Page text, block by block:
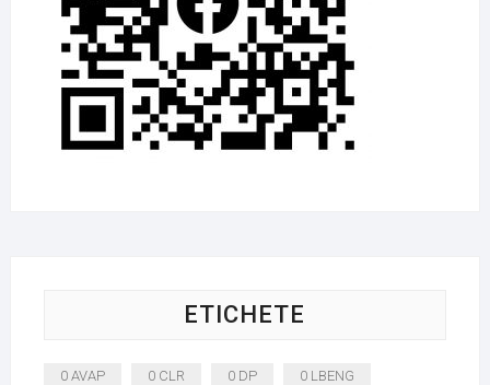
ETICHETE
0 AVAP 0 CLR 0 DP 0 LBENG